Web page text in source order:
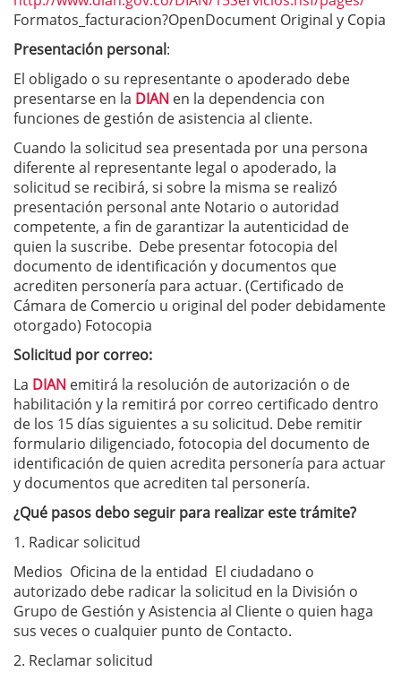
Formatos_facturacion?OpenDocument Original y Copia
Presentación personal:
El obligado o su representante o apoderado debe
presentarse en la DIAN en la dependencia con
funciones de gestión de asistencia al cliente.
Cuando la solicitud sea presentada por una persona
diferente al representante legal o apoderado, la
solicitud se recibirá, si sobre la misma se realizó
presentación personal ante Notario o autoridad
competente, a fin de garantizar la autenticidad de
quien la suscribe. Debe presentar fotocopia del
documento de identificación y documentos que
acrediten personería para actuar. (Certificado de
Cámara de Comercio u original del poder debidamente
otorgado) Fotocopia
Solicitud por correo:
La DIAN emitirá la resolución de autorización o de
habilitación y la remitirá por correo certificado dentro
de los 15 días siguientes a su solicitud. Debe remitir
formulario diligenciado, fotocopia del documento de
identificación de quien acredita personería para actuar
y documentos que acrediten tal personería.
¿Qué pasos debo seguir para realizar este trámite?
1. Radicar solicitud
Medios Oficina de la entidad El ciudadano o
autorizado debe radicar la solicitud en la División o
Grupo de Gestión y Asistencia al Cliente o quien haga
sus veces o cualquier punto de Contacto.
2. Reclamar solicitud